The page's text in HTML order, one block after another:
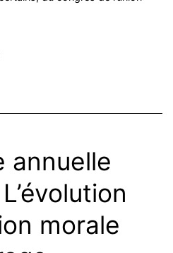
annuelle
morale